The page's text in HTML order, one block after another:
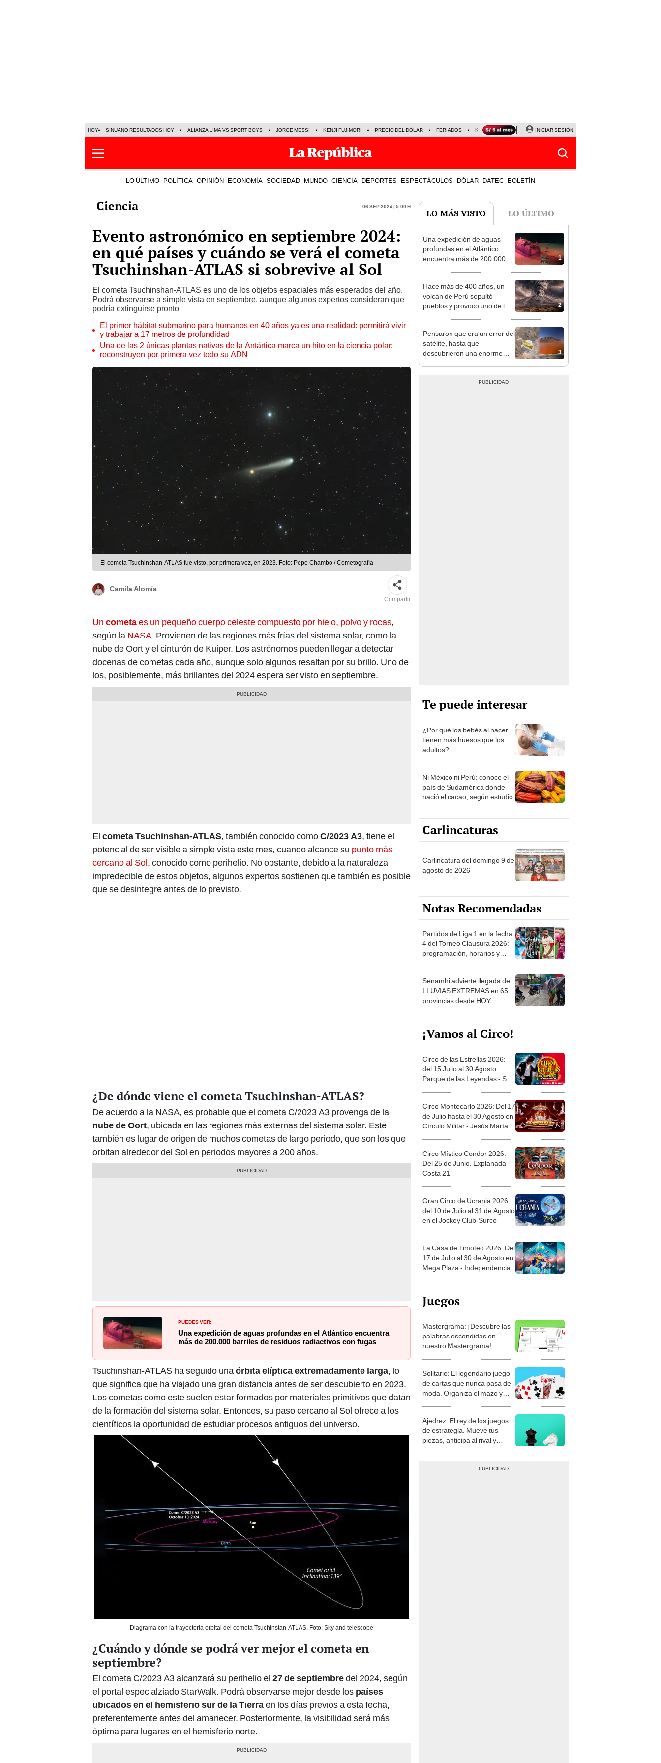
HOY SINUANO RESULTADOS HOY ALIANZA LIMA VS SPORT BOYS JORGE MESSI KENJI FUJIMORI PRECIO DEL DÓLAR FERIADOS KEIKO FUJIMORI NALDY SALDAÑA
INICIAR SESIÓN
LO ÚLTIMO POLÍTICA OPINIÓN ECONOMÍA SOCIEDAD MUNDO CIENCIA DEPORTES ESPECTÁCULOS DÓLAR DATEC BOLETÍN
Ciencia 06 Sep 2024 | 5:00 h
Evento astronómico en septiembre 2024:
en qué países y cuándo se verá el cometa
Tsuchinshan-ATLAS si sobrevive al Sol
El cometa Tsuchinshan-ATLAS es uno de los objetos espaciales más esperados del año.
Podrá observarse a simple vista en septiembre, aunque algunos expertos consideran que
podría extinguirse pronto.
El primer hábitat submarino para humanos en 40 años ya es una realidad: permitirá vivir
y trabajar a 17 metros de profundidad
Una de las 2 únicas plantas nativas de la Antártica marca un hito en la ciencia polar:
reconstruyen por primera vez todo su ADN
El cometa Tsuchinshan-ATLAS fue visto, por primera vez, en 2023. Foto: Pepe Chambo / Cometografía
Camila Alomía
Compartir
Un cometaes un pequeño cuerpo celeste compuesto por hielo, polvo y rocas,
según la NASA. Provienen de las regiones más frías del sistema solar, como la
nube de Oort y el cinturón de Kuiper. Los astrónomos pueden llegar a detectar
docenas de cometas cada año, aunque solo algunos resaltan por su brillo. Uno de
los, posiblemente, más brillantes del 2024 espera ser visto en septiembre.
El cometa Tsuchinshan-ATLAS, también conocido comoC/2023 A3, tiene el
potencial de ser visible a simple vista este mes, cuando alcance su punto más
cercano al Sol, conocido como perihelio. No obstante, debido a la naturaleza
impredecible de estos objetos, algunos expertos sostienen que también es posible
que se desintegre antes de lo previsto.
¿De dónde viene el cometa Tsuchinshan-ATLAS?
De acuerdo a la NASA, es probable que el cometa C/2023 A3 provenga de la
nube de Oort, ubicada en las regiones más externas del sistema solar. Este
también es lugar de origen de muchos cometas de largo periodo, que son los que
orbitan alrededor del Sol en periodos mayores a 200 años.
PUEDES VER:
Una expedición de aguas profundas en el Atlántico encuentra
más de 200.000 barriles de residuos radiactivos con fugas
Tsuchinshan-ATLAS ha seguido una órbita elíptica extremadamente larga, lo
que significa que ha viajado una gran distancia antes de ser descubierto en 2023.
Los cometas como este suelen estar formados por materiales primitivos que datan
de la formación del sistema solar. Entonces, su paso cercano al Sol ofrece a los
científicos la oportunidad de estudiar procesos antiguos del universo.
Diagrama con la trayectoria orbital del cometa Tsuchinstan-ATLAS. Foto: Sky and telescope
¿Cuándo y dónde se podrá ver mejor el cometa en
septiembre?
El cometa C/2023 A3 alcanzará su perihelio el 27 de septiembredel 2024, según
el portal especialziado StarWalk. Podrá observarse mejor desde los países
ubicados en el hemisferio sur de la Tierraen los días previos a esta fecha,
preferentemente antes del amanecer. Posteriormente, la visibilidad será más
óptima para lugares en el hemisferio norte.
LO MÁS VISTO LO ÚLTIMO
1
Una expedición de aguas
profundas en el Atlántico
encuentra más de 200.000
2
Hace más de 400 años, un
volcán de Perú sepultó
pueblos y provocó uno de los
3
Pensaron que era un error del
satélite, hasta que
descubrieron una enorme
Te puede interesar
¿Por qué los bebés al nacer
tienen más huesos que los
adultos?
Ni México ni Perú: conoce el
país de Sudamérica donde
nació el cacao, según estudio
Carlincaturas
Carlincatura del domingo 9 de
agosto de 2026
Notas Recomendadas
Partidos de Liga 1 en la fecha
4 del Torneo Clausura 2026:
programación, horarios y
Senamhi advierte llegada de
LLUVIAS EXTREMAS en 65
provincias desde HOY
¡Vamos al Circo!
Circo de las Estrellas 2026:
del 15 Julio al 30 Agosto.
Parque de las Leyendas - San
Circo Montecarlo 2026: Del 17
de Julio hasta el 30 Agosto en
Círculo Militar - Jesús María
Circo Místico Condor 2026:
Del 25 de Junio. Explanada
Costa 21
Gran Circo de Ucrania 2026:
del 10 de Julio al 31 de Agosto
en el Jockey Club-Surco
La Casa de Timoteo 2026: Del
17 de Julio al 30 de Agosto en
Mega Plaza - Independencia
Juegos
Mastergrama: ¡Descubre las
palabras escondidas en
nuestro Mastergrama!
Solitario: El legendario juego
de cartas que nunca pasa de
moda. Organiza el mazo y
Ajedrez: El rey de los juegos
de estrategia. Mueve tus
piezas, anticipa al rival y